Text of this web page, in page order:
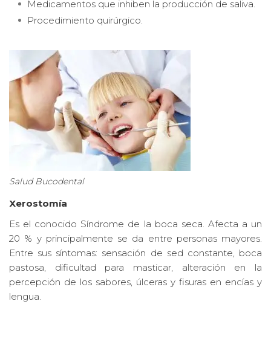
Medicamentos que inhiben la producción de saliva.
Procedimiento quirúrgico.
Salud Bucodental
Xerostomía
Es el conocido Síndrome de la boca seca. Afecta a un
20 % y principalmente se da entre personas mayores.
Entre sus síntomas: sensación de sed constante, boca
pastosa, dificultad para masticar, alteración en la
percepción de los sabores, úlceras y fisuras en encías y
lengua.